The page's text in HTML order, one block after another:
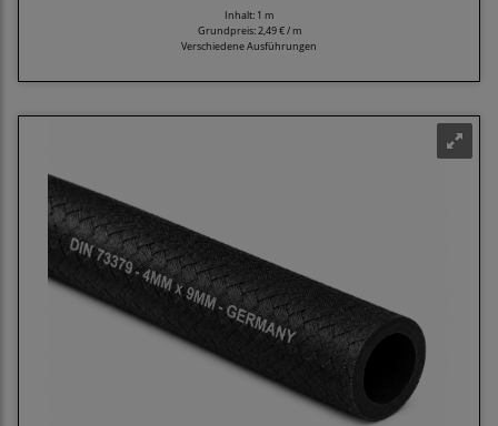
Inhalt: 1 m
Grundpreis: 2,49 € / m
Verschiedene Ausführungen